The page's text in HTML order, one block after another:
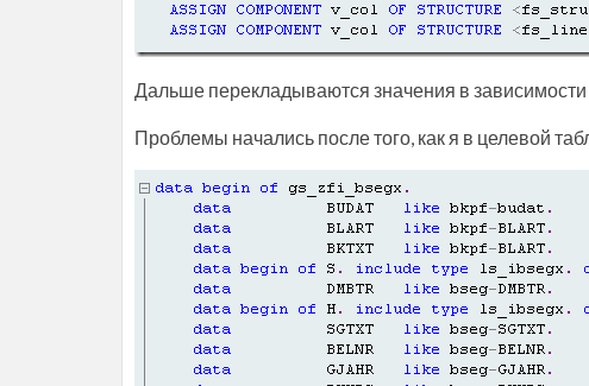
Дальше перекладываются значения в зависимости
Проблемы начались после того, как я в целевой